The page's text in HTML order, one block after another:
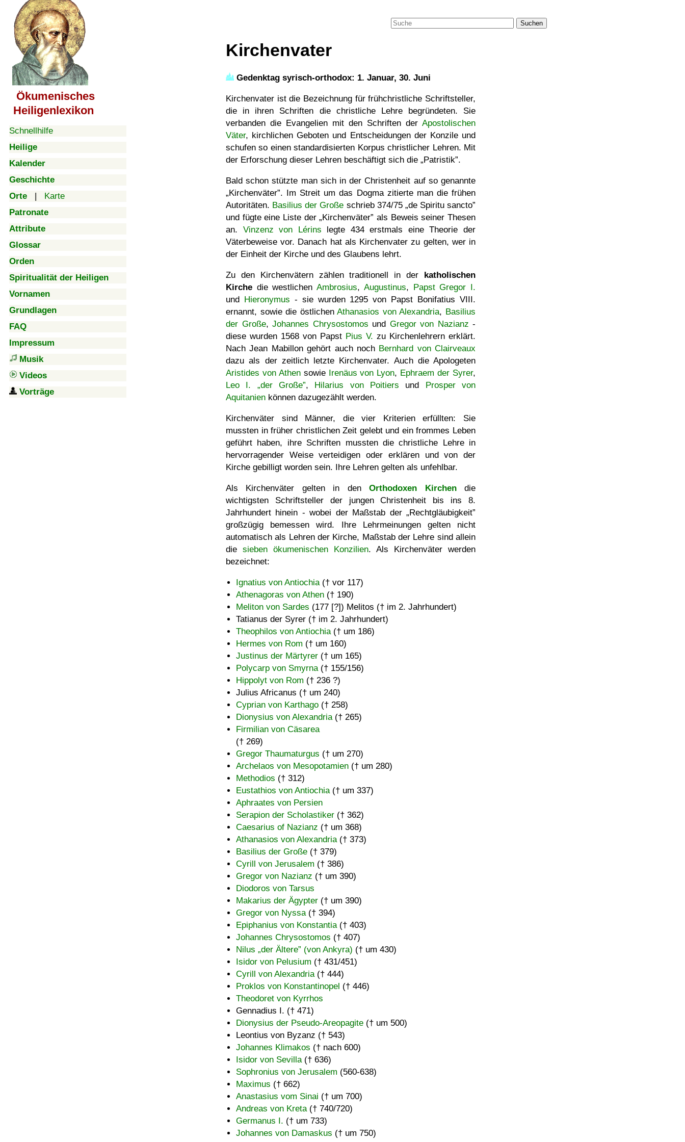
Ökumenisches
Heiligenlexikon
Schnellhilfe
Heilige
Kalender
Geschichte
Orte | Karte
Patronate
Attribute
Glossar
Orden
Spiritualität der Heiligen
Vornamen
Grundlagen
FAQ
Impressum
Musik
Videos
Vorträge
Suchen
Kirchenvater
Gedenktag syrisch-orthodox: 1. Januar, 30. Juni
Kirchenvater ist die Bezeichnung für frühchristliche Schriftsteller,
die in ihren Schriften die christliche Lehre begründeten. Sie
verbanden die Evangelien mit den Schriften der Apostolischen
Väter, kirchlichen Geboten und Entscheidungen der Konzile und
schufen so einen standardisierten Korpus christlicher Lehren. Mit
der Erforschung dieser Lehren beschäftigt sich die
Patristik .
Bald schon stützte man sich in der Christenheit auf so genannte
Kirchenväter . Im Streit um das Dogma zitierte man die frühen
Autoritäten. Basilius der Große schrieb 374/75 de Spiritu sancto
und fügte eine Liste der Kirchenväter
als Beweis seiner Thesen
an. Vinzenz von Lérins legte 434 erstmals eine Theorie der
Väterbeweise vor. Danach hat als Kirchenvater zu gelten, wer in
der Einheit der Kirche und des Glaubens lehrt.
Zu den Kirchenvätern zählen traditionell in der katholischen
Kirche die westlichenAmbrosius, Augustinus, Papst Gregor I.
und Hieronymus - sie wurden 1295 von Papst Bonifatius VIII.
ernannt, sowie die östlichenAthanasios von Alexandria, Basilius
der Große, Johannes Chrysostomos und Gregor von Nazianz -
diese wurden 1568 von Papst Pius V. zu Kirchenlehrern erklärt.
Nach Jean Mabillon gehört auch noch Bernhard von Clairveaux
dazu als der zeitlich letzte Kirchenvater. Auch die Apologeten
Aristides von Athensowie Irenäus von Lyon, Ephraem der Syrer,
Leo I. „der Große”, Hilarius von Poitiers und Prosper von
Aquitanien können dazugezählt werden.
Kirchenväter sind Männer, die vier Kriterien erfüllten: Sie
mussten in früher christlichen Zeit gelebt und ein frommes Leben
geführt haben, ihre Schriften mussten die christliche Lehre in
hervorragender Weise verteidigen oder erklären und von der
Kirche gebilligt worden sein. Ihre Lehren gelten als unfehlbar.
Als Kirchenväter gelten in denOrthodoxen Kirchendie
wichtigsten Schriftsteller der jungen Christenheit bis ins 8.
Jahrhundert hinein - wobei der Maßstab der
Rechtgläubigkeit
großzügig bemessen wird. Ihre Lehrmeinungen gelten nicht
automatisch als Lehren der Kirche, Maßstab der Lehre sind allein
die sieben ökumenischen Konzilien. Als Kirchenväter werden
bezeichnet:
Ignatius von Antiochia(† vor 117)
Athenagoras von Athen († 190)
Meliton von Sardes (177 [?]) Melitos († im 2. Jahrhundert)
Tatianus der Syrer († im 2. Jahrhundert)
Theophilos von Antiochia(† um 186)
Hermes von Rom († um 160)
Justinus der Märtyrer († um 165)
Polycarp von Smyrna(† 155/156)
Hippolyt von Rom († 236 ?)
Julius Africanus († um 240)
Cyprian von Karthago († 258)
Dionysius von Alexandria(† 265)
Firmilian von Cäsarea
(† 269)
Gregor Thaumaturgus († um 270)
Archelaos von Mesopotamien († um 280)
Methodios († 312)
Eustathios von Antiochia(† um 337)
Aphraates von Persien
Serapion der Scholastiker († 362)
Caesarius of Nazianz († um 368)
Athanasios von Alexandria(† 373)
Basilius der Große († 379)
Cyrill von Jerusalem († 386)
Gregor von Nazianz († um 390)
Diodoros von Tarsus
Makarius der Ägypter († um 390)
Gregor von Nyssa(† 394)
Epiphanius von Konstantia(† 403)
Johannes Chrysostomos († 407)
Nilus
der Ältere (von Ankyra) († um 430)
Isidor von Pelusium († 431/451)
Cyrill von Alexandria(† 444)
Proklos von Konstantinopel († 446)
Theodoret von Kyrrhos
Gennadius I. († 471)
Dionysius der Pseudo-Areopagite († um 500)
Leontius von Byzanz († 543)
Johannes Klimakos († nach 600)
Isidor von Sevilla(† 636)
Sophronius von Jerusalem (560-638)
Maximus († 662)
Anastasius vom Sinai († um 700)
Andreas von Kreta(† 740/720)
Germanus I. († um 733)
Johannes von Damaskus († um 750)